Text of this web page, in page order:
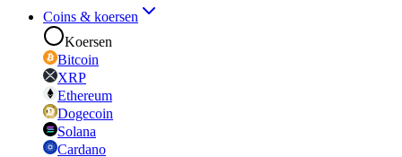
Coins & koersen
Koersen
Bitcoin
XRP
Ethereum
Dogecoin
Solana
Cardano